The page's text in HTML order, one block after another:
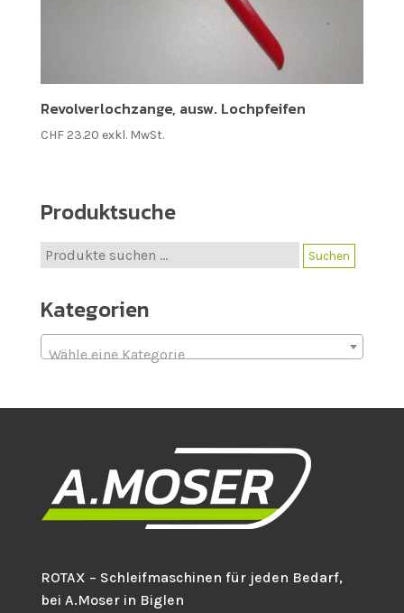
Revolverlochzange, ausw. Lochpfeifen
CHF23.20 exkl. MwSt.
Produktsuche
Suche
nach:
Suchen
Kategorien
Wähle eine Kategorie
ROTAX – Schleifmaschinen für jeden Bedarf,
bei A.Moser in Biglen